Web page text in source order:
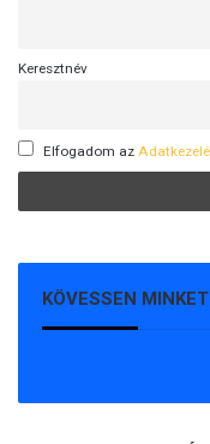
Keresztnév
Elfogadom az
KÖVESSEN